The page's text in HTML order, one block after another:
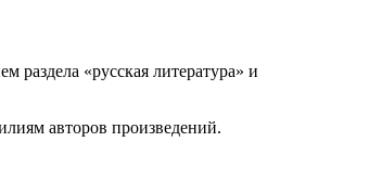
раздела «русская литература» и
авторов произведений.